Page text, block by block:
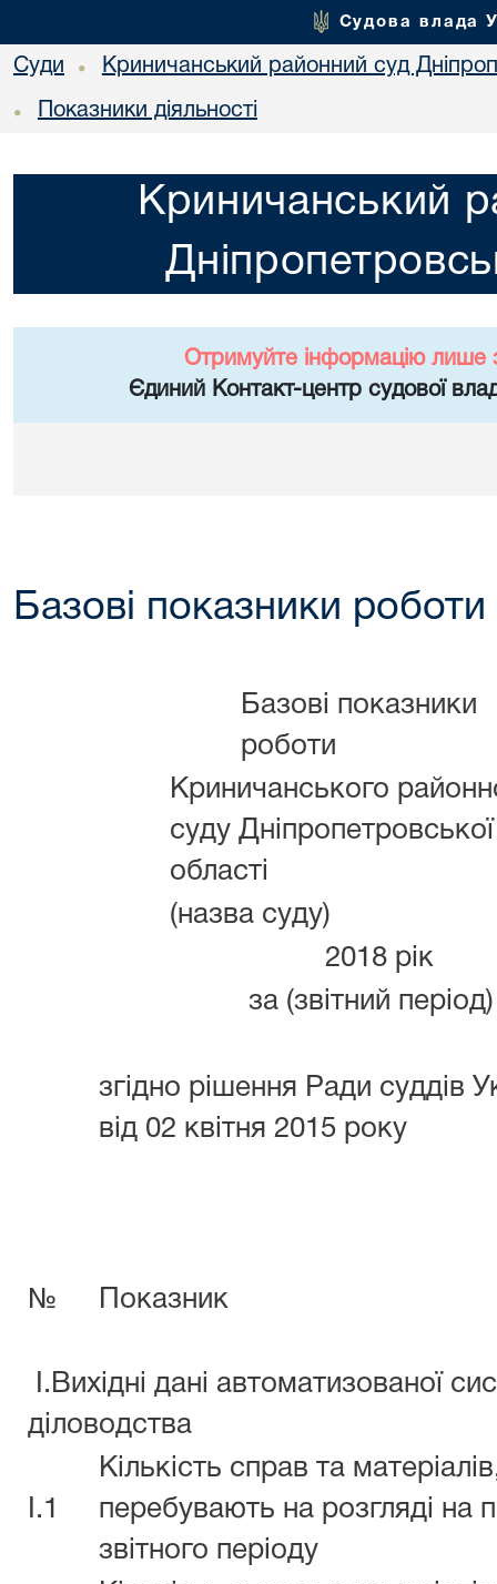
Судова влада
Суди • Криничанський районний суд
• Показники діяльності
Криничанський
Отримуйте інформацію лише
Єдиний Контакт-центр судової
Базові показники роботи
Базові показники
роботи
Криничанського
суду Дніпропетровської
області
(назва суду)
2018 рік
за (звітний період)
згідно рішення Ради суддів
від 02 квітня 2015 року
№ Показник
I.Вихідні дані автоматизованої
діловодства
I.1
Кількість справ та
перебувають на розгляді на
звітного періоду